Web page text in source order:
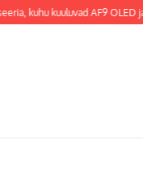
kuhu kuuluvad AF9 OLED